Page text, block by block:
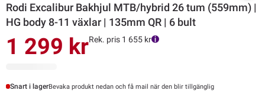
Rodi Excalibur Bakhjul MTB/hybrid 26 tum (559mm) |
HG body 8-11 växlar | 135mm QR | 6 bult
1 299 krRek. pris 1 655 kr
Snart i lagerBevaka produkt nedan och få mail när den blir tillgänglig